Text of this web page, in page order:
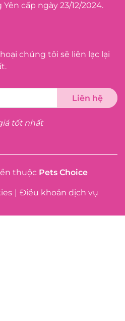
cấp ngày 23/12/2024.
chúng tôi sẽ liên lạc lại
tốt nhất
thuộc Pets Choice
| Điều khoản dịch vụ